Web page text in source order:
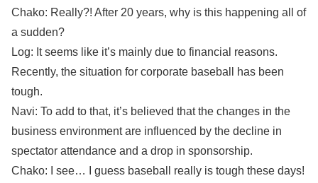
Chako: Really?! After 20 years, why is this happening all of
a sudden?
Log: It seems like it’s mainly due to financial reasons.
Recently, the situation for corporate baseball has been
tough.
Navi: To add to that, it’s believed that the changes in the
business environment are influenced by the decline in
spectator attendance and a drop in sponsorship.
Chako: I see… I guess baseball really is tough these days!